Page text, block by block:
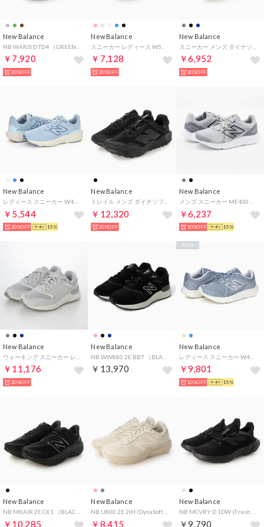
New Balance
￥7,920
20%OFF
New Balance
￥7,128
20%OFF
New Balance
￥6,952
20%OFF
New Balance
￥5,544
20%OFF 15%
New Balance
￥12,320
20%OFF
New Balance
￥6,237
10%OFF 15%
New Balance
￥11,176
20%OFF
New Balance
￥13,970
New Balance
レディース スニーカー W430 6ZK ブルー 幅広 ゆったり 運動靴 軽量 ジム ランニング ウォーキング （ブルー）
￥9,801
NEW
10%OFF 15%
New Balance
￥10,285
New Balance
￥8,415
New Balance
￥9,790